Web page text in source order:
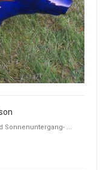
Sonnenuntergang- ...